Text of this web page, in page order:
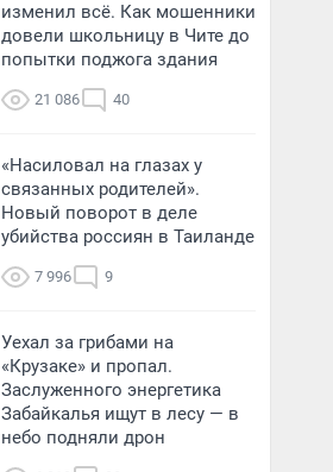
изменил всё. Как мошенники
довели школьницу в Чите до
попытки поджога здания
21 086 40
«Насиловал на глазах у
связанных родителей».
Новый поворот в деле
убийства россиян в Таиланде
7 996 9
Уехал за грибами на
«Крузаке» и пропал.
Заслуженного энергетика
Забайкалья ищут в лесу — в
небо подняли дрон